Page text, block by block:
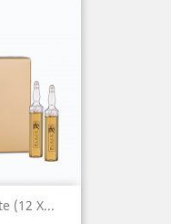
(12 X...